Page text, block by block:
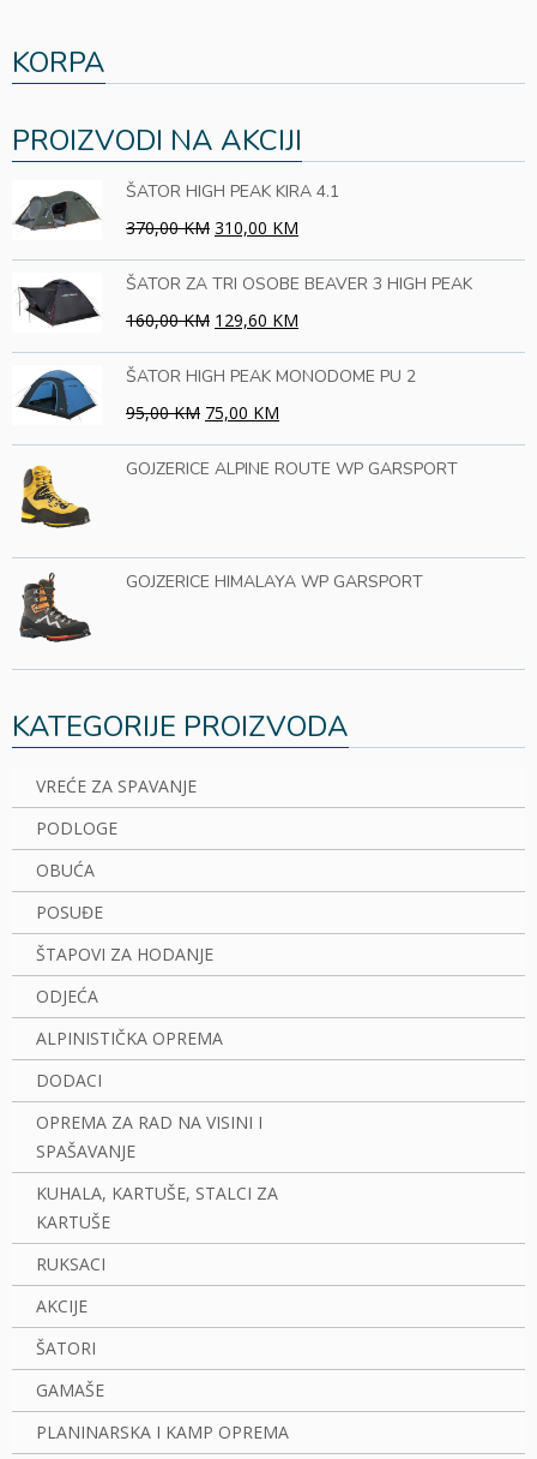
KORPA
PROIZVODI NA AKCIJI
ŠATOR HIGH PEAK KIRA 4.1
370,00 KM 310,00 KM
ŠATOR ZA TRI OSOBE BEAVER 3 HIGH PEAK
160,00 KM 129,60 KM
ŠATOR HIGH PEAK MONODOME PU 2
95,00 KM 75,00 KM
GOJZERICE ALPINE ROUTE WP GARSPORT
GOJZERICE HIMALAYA WP GARSPORT
KATEGORIJE PROIZVODA
VREĆE ZA SPAVANJE
PODLOGE
OBUĆA
POSUĐE
ŠTAPOVI ZA HODANJE
ODJEĆA
ALPINISTIČKA OPREMA
DODACI
OPREMA ZA RAD NA VISINI I
SPAŠAVANJE
KUHALA, KARTUŠE, STALCI ZA
KARTUŠE
RUKSACI
AKCIJE
ŠATORI
GAMAŠE
PLANINARSKA I KAMP OPREMA